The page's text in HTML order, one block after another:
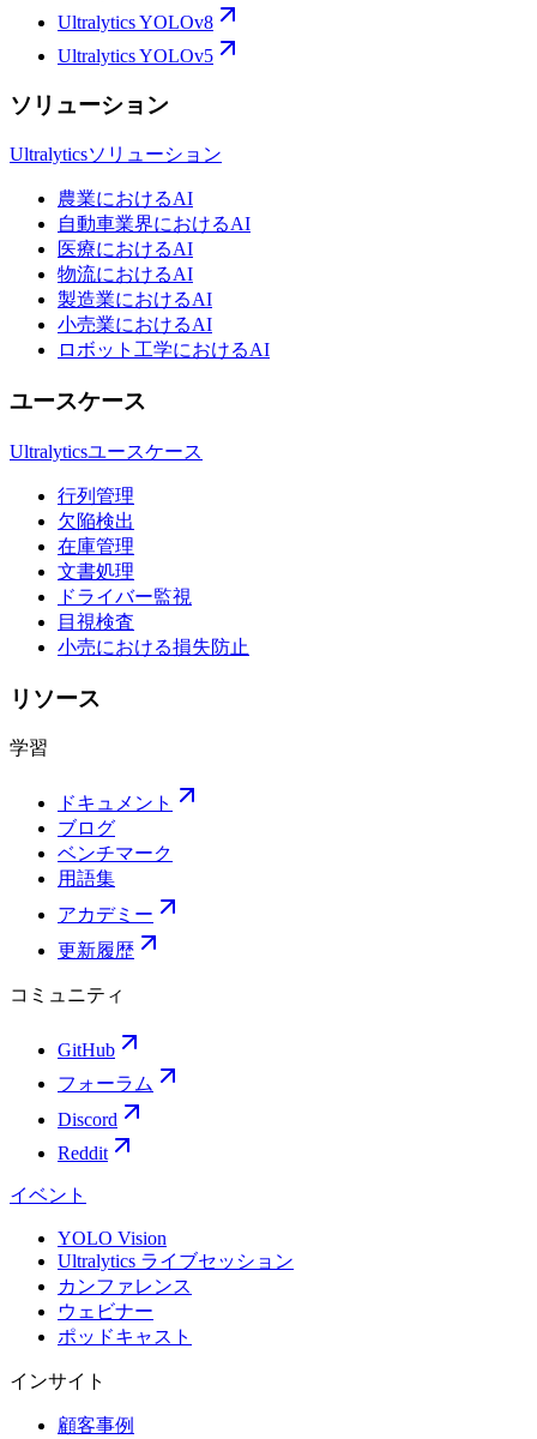
Ultralytics YOLOv8
Ultralytics YOLOv5
ソリューション
Ultralyticsソリューション
農業におけるAI
自動車業界におけるAI
医療におけるAI
物流におけるAI
製造業におけるAI
小売業におけるAI
ロボット工学におけるAI
ユースケース
Ultralyticsユースケース
行列管理
欠陥検出
在庫管理
文書処理
ドライバー監視
目視検査
小売における損失防止
リソース
学習
ドキュメント
ブログ
ベンチマーク
用語集
アカデミー
更新履歴
コミュニティ
GitHub
フォーラム
Discord
Reddit
イベント
YOLO Vision
Ultralytics ライブセッション
カンファレンス
ウェビナー
ポッドキャスト
インサイト
顧客事例